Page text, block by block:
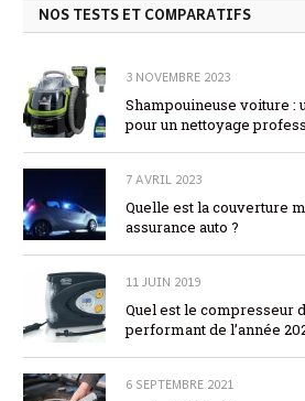
NOS TESTS ET COMPARATIFS
3 NOVEMBRE 2023
Shampouineuse voiture :
pour un nettoyage
7 AVRIL 2023
Quelle est la couverture
assurance auto ?
11 JUIN 2019
Quel est le compresseur
performant de l’année
6 SEPTEMBRE 2021